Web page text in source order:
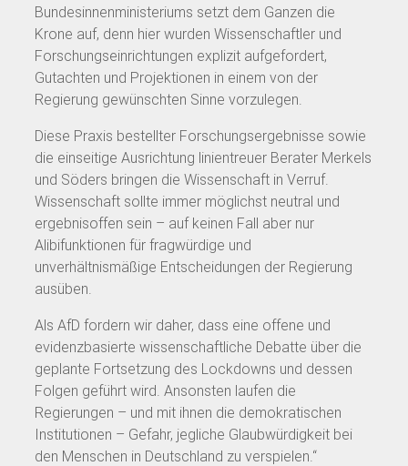
Bundesinnenministeriums setzt dem Ganzen die
Krone auf, denn hier wurden Wissenschaftler und
Forschungseinrichtungen explizit aufgefordert,
Gutachten und Projektionen in einem von der
Regierung gewünschten Sinne vorzulegen.
Diese Praxis bestellter Forschungsergebnisse sowie
die einseitige Ausrichtung linientreuer Berater Merkels
und Söders bringen die Wissenschaft in Verruf.
Wissenschaft sollte immer möglichst neutral und
ergebnisoffen sein – auf keinen Fall aber nur
Alibifunktionen für fragwürdige und
unverhältnismäßige Entscheidungen der Regierung
ausüben.
Als AfD fordern wir daher, dass eine offene und
evidenzbasierte wissenschaftliche Debatte über die
geplante Fortsetzung des Lockdowns und dessen
Folgen geführt wird. Ansonsten laufen die
Regierungen – und mit ihnen die demokratischen
Institutionen – Gefahr, jegliche Glaubwürdigkeit bei
den Menschen in Deutschland zu verspielen.“